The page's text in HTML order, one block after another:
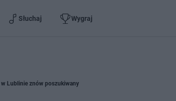
Słuchaj Wygraj
w Lublinie znów poszukiwany